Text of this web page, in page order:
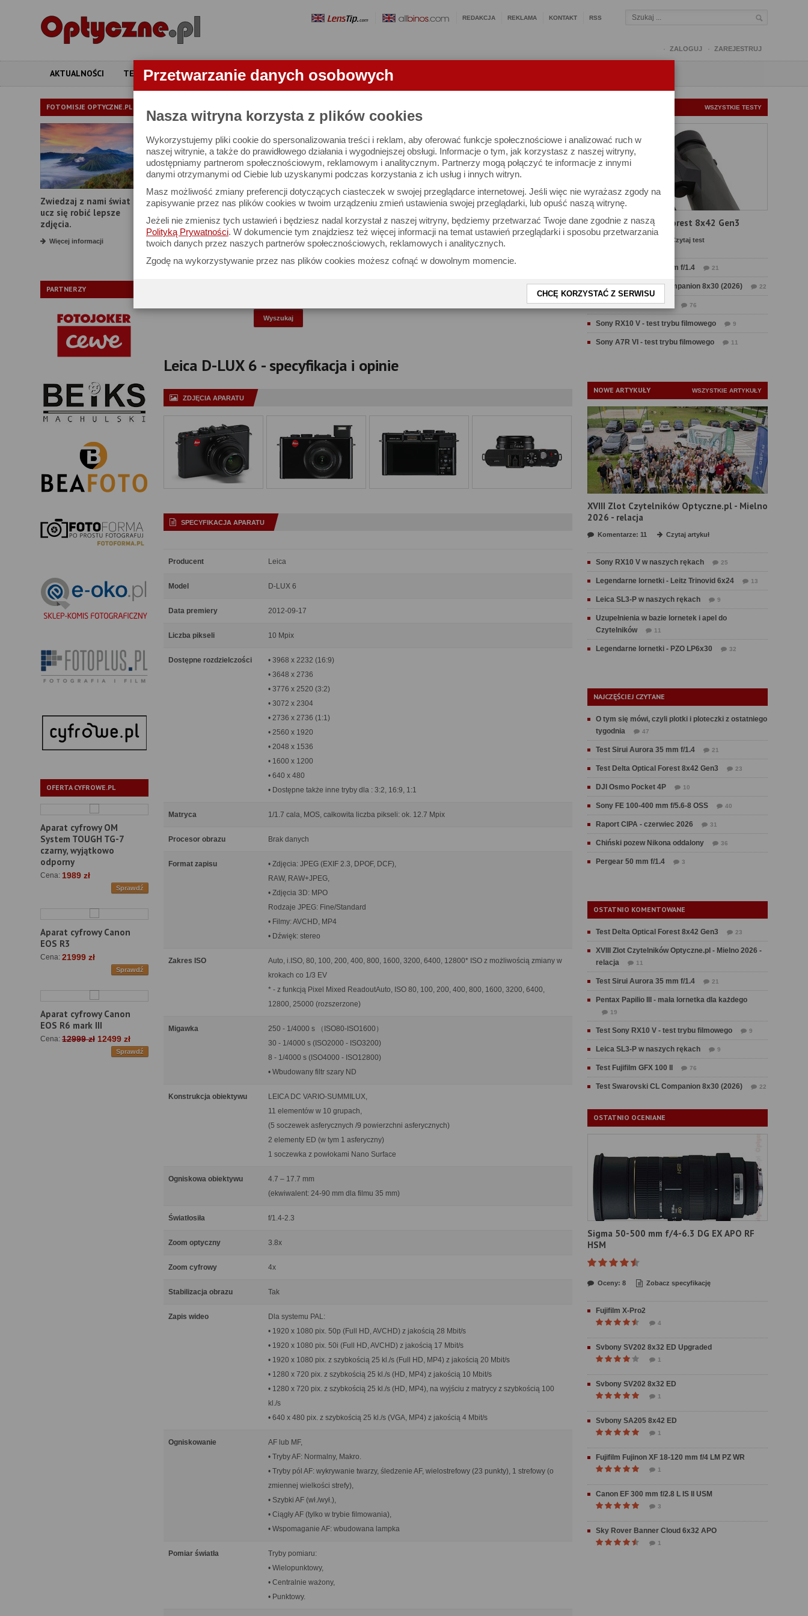
Przetwarzanie danych osobowych
Nasza witryna korzysta z plików cookies
Wykorzystujemy pliki cookie do spersonalizowania treści i reklam, aby oferować funkcje społecznościowe i analizować ruch w
naszej witrynie, a także do prawidłowego działania i wygodniejszej obsługi. Informacje o tym, jak korzystasz z naszej witryny,
udostępniamy partnerom społecznościowym, reklamowym i analitycznym. Partnerzy mogą połączyć te informacje z innymi
danymi otrzymanymi od Ciebie lub uzyskanymi podczas korzystania z ich usług i innych witryn.
Masz możliwość zmiany preferencji dotyczących ciasteczek w swojej przeglądarce internetowej. Jeśli więc nie wyrażasz zgody na
zapisywanie przez nas plików cookies w twoim urządzeniu zmień ustawienia swojej przeglądarki, lub opuść naszą witrynę.
Jeżeli nie zmienisz tych ustawień i będziesz nadal korzystał z naszej witryny, będziemy przetwarzać Twoje dane zgodnie z naszą
Polityką Prywatności. W dokumencie tym znajdziesz też więcej informacji na temat ustawień przeglądarki i sposobu przetwarzania
twoich danych przez naszych partnerów społecznościowych, reklamowych i analitycznych.
Zgodę na wykorzystywanie przez nas plików cookies możesz cofnąć w dowolnym momencie.
CHCĘ KORZYSTAĆ Z SERWISU
REDAKCJA REKLAMA KONTAKT RSS
ZALOGUJ ZAREJESTRUJ
AKTUALNOŚCI TESTY ARTYKUŁY APARATY OBIEKTYWY LORNETKI
FOTOMISJE OPTYCZNE.PL
Zwiedzaj z nami świat i
ucz się robić lepsze
zdjęcia.
Więcej informacji
PARTNERZY
OFERTA CYFROWE.PL
Aparat cyfrowy OM
System TOUGH TG-7
czarny, wyjątkowo
odporny
Cena: 1989 zł
Sprawdź
Aparat cyfrowy Canon
EOS R3
Cena: 21999 zł
Sprawdź
Aparat cyfrowy Canon
EOS R6 mark III
Cena: 12999 zł 12499 zł
Sprawdź
APARATY
W bazie znajduje się 2455 aparatów i 10741 ocen.
Możesz też zrobić
własne porównanie aparatów
Porównaj aparaty
Proszę podać interesujące Cię parametry
Producent:
Model:
Rozdzielczość:
Zoom optyczny:
Leica D-LUX 6 - specyfikacja i opinie
ZDJĘCIA APARATU
SPECYFIKACJA APARATU
Producent Leica
Model D-LUX 6
Data premiery 2012-09-17
Liczba pikseli 10 Mpix
Dostępne rozdzielczości
• 3968 x 2232 (16:9)
• 3648 x 2736
• 3776 x 2520 (3:2)
• 3072 x 2304
• 2736 x 2736 (1:1)
• 2560 x 1920
• 2048 x 1536
• 1600 x 1200
• 640 x 480
• Dostępne także inne tryby dla : 3:2, 16:9, 1:1
Matryca 1/1.7 cala, MOS, całkowita liczba pikseli: ok. 12.7 Mpix
Procesor obrazu Brak danych
Format zapisu
• Zdjęcia: JPEG (EXIF 2.3, DPOF, DCF),
RAW, RAW+JPEG,
• Zdjęcia 3D: MPO
Rodzaje JPEG: Fine/Standard
• Filmy: AVCHD, MP4
• Dźwięk: stereo
Zakres ISO
Auto, i.ISO, 80, 100, 200, 400, 800, 1600, 3200, 6400, 12800* ISO z możliwością zmiany w
krokach co 1/3 EV
* - z funkcją Pixel Mixed ReadoutAuto, ISO 80, 100, 200, 400, 800, 1600, 3200, 6400,
12800, 25000 (rozszerzone)
Migawka
250 - 1/4000 s （ISO80-ISO1600）
30 - 1/4000 s (ISO2000 - ISO3200)
8 - 1/4000 s (ISO4000 - ISO12800)
• Wbudowany filtr szary ND
Konstrukcja obiektywu
LEICA DC VARIO-SUMMILUX,
11 elementów w 10 grupach,
(5 soczewek asferycznych /9 powierzchni asferycznych)
2 elementy ED (w tym 1 asferyczny)
1 soczewka z powłokami Nano Surface
Ogniskowa obiektywu
4.7 – 17.7 mm
(ekwiwalent: 24-90 mm dla filmu 35 mm)
Światłosiła f/1.4-2.3
Zoom optyczny 3.8x
Zoom cyfrowy 4x
Stabilizacja obrazu Tak
Zapis wideo
Dla systemu PAL:
• 1920 x 1080 pix. 50p (Full HD, AVCHD) z jakością 28 Mbit/s
• 1920 x 1080 pix. 50i (Full HD, AVCHD) z jakością 17 Mbit/s
• 1920 x 1080 pix. z szybkością 25 kl./s (Full HD, MP4) z jakością 20 Mbit/s
• 1280 x 720 pix. z szybkością 25 kl./s (HD, MP4) z jakością 10 Mbit/s
• 1280 x 720 pix. z szybkością 25 kl./s (HD, MP4), na wyjściu z matrycy z szybkością 100
kl./s
• 640 x 480 pix. z szybkością 25 kl./s (VGA, MP4) z jakością 4 Mbit/s
Ogniskowanie
AF lub MF,
• Tryby AF: Normalny, Makro.
• Tryby pól AF: wykrywanie twarzy, śledzenie AF, wielostrefowy (23 punkty), 1 strefowy (o
zmiennej wielkości strefy),
• Szybki AF (wł./wył.),
• Ciągły AF (tylko w trybie filmowania),
• Wspomaganie AF: wbudowana lampka
Pomiar światła
Tryby pomiaru:
• Wielopunktowy,
• Centralnie ważony,
• Punktowy.
WSZYSTKIE TESTY
Test Delta Optical Forest 8x42 Gen3
Czytaj test
Test Sirui Aurora 35 mm f/1.4 21
Test Swarovski CL Companion 8x30 (2026) 22
Test Fujifilm GFX 100 II 76
Sony RX10 V - test trybu filmowego 9
Sony A7R VI - test trybu filmowego 11
NOWE ARTYKUŁY WSZYSTKIE ARTYKUŁY
XVIII Zlot Czytelników Optyczne.pl - Mielno
2026 - relacja
Komentarze: 11 Czytaj artykuł
Sony RX10 V w naszych rękach 25
Legendarne lornetki - Leitz Trinovid 6x24 13
Leica SL3-P w naszych rękach 9
Uzupełnienia w bazie lornetek i apel do
Czytelników
11
Legendarne lornetki - PZO LP6x30 32
NAJCZĘŚCIEJ CZYTANE
O tym się mówi, czyli plotki i ploteczki z ostatniego
tygodnia
47
Test Sirui Aurora 35 mm f/1.4 21
Test Delta Optical Forest 8x42 Gen3 23
DJI Osmo Pocket 4P 10
Sony FE 100-400 mm f/5.6-8 OSS 40
Raport CIPA - czerwiec 2026 31
Chiński pozew Nikona oddalony 36
Pergear 50 mm f/1.4 3
OSTATNIO KOMENTOWANE
Test Delta Optical Forest 8x42 Gen3 23
XVIII Zlot Czytelników Optyczne.pl - Mielno 2026 -
relacja
11
Test Sirui Aurora 35 mm f/1.4 21
Pentax Papilio III - mała lornetka dla każdego
19
Test Sony RX10 V - test trybu filmowego 9
Leica SL3-P w naszych rękach 9
Test Fujifilm GFX 100 II 76
Test Swarovski CL Companion 8x30 (2026) 22
OSTATNIO OCENIANE
Sigma 50-500 mm f/4-6.3 DG EX APO RF
HSM
Oceny: 8 Zobacz specyfikację
Fujifilm X-Pro2
4
Svbony SV202 8x32 ED Upgraded
1
Svbony SV202 8x32 ED
1
Svbony SA205 8x42 ED
1
Fujifilm Fujinon XF 18-120 mm f/4 LM PZ WR
1
Canon EF 300 mm f/2.8 L IS II USM
3
Sky Rover Banner Cloud 6x32 APO
1